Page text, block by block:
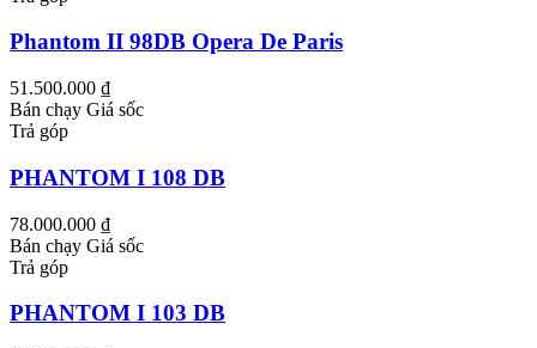
Phantom II 98DB Opera De Paris
51.500.000 ₫
Bán chạy Giá sốc
Trả góp
PHANTOM I 108 DB
78.000.000 ₫
Bán chạy Giá sốc
Trả góp
PHANTOM I 103 DB